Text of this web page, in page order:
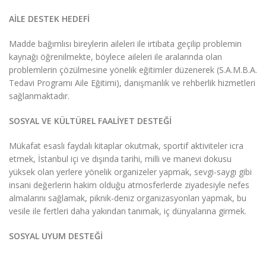
AİLE DESTEK HEDEFİ
Madde bağımlısı bireylerin aileleri ile irtibata geçilip problemin
kaynağı öğrenilmekte, böylece aileleri ile aralarında olan
problemlerin çözülmesine yönelik eğitimler düzenerek (S.A.M.B.A.
Tedavi Programı Aile Eğitimi), danışmanlık ve rehberlik hizmetleri
sağlanmaktadır.
SOSYAL VE KÜLTÜREL FAALİYET DESTEĞİ
Mükafat esaslı faydalı kitaplar okutmak, sportif aktiviteler icra
etmek, İstanbul içi ve dışında tarihi, milli ve manevi dokusu
yüksek olan yerlere yönelik organizeler yapmak, sevgi-saygı gibi
insani değerlerin hakim olduğu atmosferlerde ziyadesiyle nefes
almalarını sağlamak, piknik-deniz organizasyonları yapmak, bu
vesile ile fertleri daha yakından tanımak, iç dünyalarına girmek.
SOSYAL UYUM DESTEĞİ